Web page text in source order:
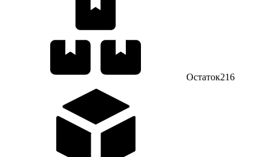
Остаток216